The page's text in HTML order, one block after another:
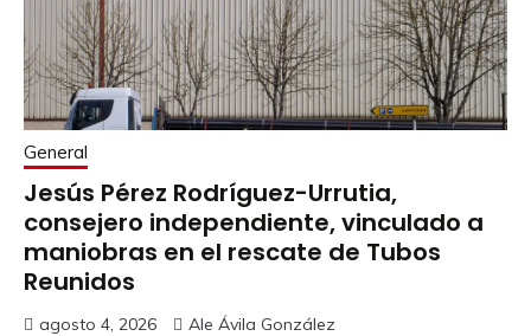
General
Jesús Pérez Rodríguez-Urrutia,
consejero independiente, vinculado a
maniobras en el rescate de Tubos
Reunidos
agosto 4, 2026 Ale Ávila González